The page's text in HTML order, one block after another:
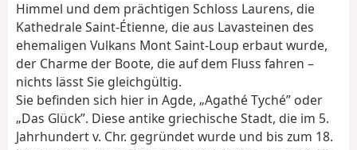
Himmel und dem prächtigen Schloss Laurens, die
Kathedrale Saint-Étienne, die aus Lavasteinen des
ehemaligen Vulkans Mont Saint-Loup erbaut wurde,
der Charme der Boote, die auf dem Fluss fahren –
nichts lässt Sie gleichgültig.
Sie befinden sich hier in Agde, „Agathé Tyché” oder
„Das Glück”. Diese antike griechische Stadt, die im 5.
Jahrhundert v. Chr. gegründet wurde und bis zum 18.